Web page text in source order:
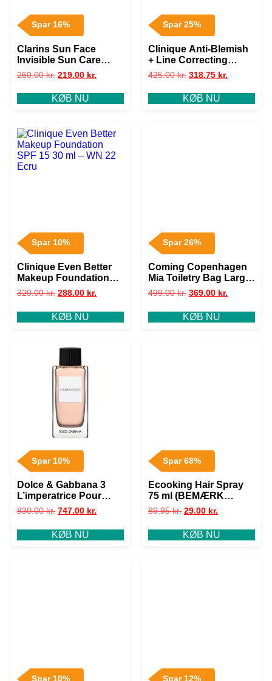
Spar 16%
Clarins Sun Face
Invisible Sun Care
Stick SPF50 17 gr.
260.00kr. 219.00 kr.
KØB NU
Spar 25%
Clinique Anti-Blemish
+ Line Correcting
Serum 30 ml
425.00kr. 318.75 kr.
KØB NU
Spar 10%
Clinique Even Better
Makeup Foundation
SPF 15 30 ml – WN 22
320.00kr. 288.00 kr.
KØB NU
Spar 26%
Coming Copenhagen
Mia Toiletry Bag Large
– Peppy Paisley
(Limited Edition)
499.00kr. 369.00 kr.
KØB NU
Spar 10%
Dolce & Gabbana 3
L’imperatrice Pour
Femme EDT 100 ml
830.00kr. 747.00 kr.
KØB NU
Spar 68%
Ecooking Hair Spray
75 ml (BEMÆRK
DATO)
89.95kr. 29.00 kr.
KØB NU
Spar 10% Spar 12%